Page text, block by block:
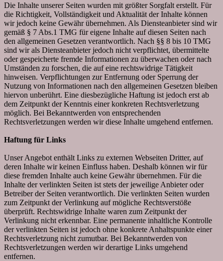
Die Inhalte unserer Seiten wurden mit größter Sorgfalt erstellt. Für
die Richtigkeit, Vollständigkeit und Aktualität der Inhalte können
wir jedoch keine Gewähr übernehmen. Als Diensteanbieter sind wir
gemäß § 7 Abs.1 TMG für eigene Inhalte auf diesen Seiten nach
den allgemeinen Gesetzen verantwortlich. Nach §§ 8 bis 10 TMG
sind wir als Diensteanbieter jedoch nicht verpflichtet, übermittelte
oder gespeicherte fremde Informationen zu überwachen oder nach
Umständen zu forschen, die auf eine rechtswidrige Tätigkeit
hinweisen. Verpflichtungen zur Entfernung oder Sperrung der
Nutzung von Informationen nach den allgemeinen Gesetzen bleiben
hiervon unberührt. Eine diesbezügliche Haftung ist jedoch erst ab
dem Zeitpunkt der Kenntnis einer konkreten Rechtsverletzung
möglich. Bei Bekanntwerden von entsprechenden
Rechtsverletzungen werden wir diese Inhalte umgehend entfernen.
Haftung für Links
Unser Angebot enthält Links zu externen Webseiten Dritter, auf
deren Inhalte wir keinen Einfluss haben. Deshalb können wir für
diese fremden Inhalte auch keine Gewähr übernehmen. Für die
Inhalte der verlinkten Seiten ist stets der jeweilige Anbieter oder
Betreiber der Seiten verantwortlich. Die verlinkten Seiten wurden
zum Zeitpunkt der Verlinkung auf mögliche Rechtsverstöße
überprüft. Rechtswidrige Inhalte waren zum Zeitpunkt der
Verlinkung nicht erkennbar. Eine permanente inhaltliche Kontrolle
der verlinkten Seiten ist jedoch ohne konkrete Anhaltspunkte einer
Rechtsverletzung nicht zumutbar. Bei Bekanntwerden von
Rechtsverletzungen werden wir derartige Links umgehend
entfernen.